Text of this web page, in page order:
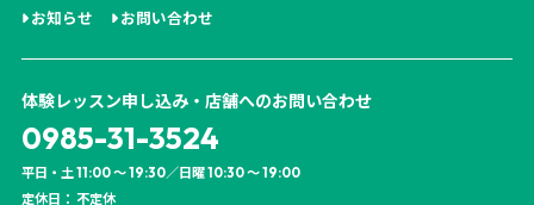
お知らせ
お問い合わせ
体験レッスン申し込み・店舗へのお問い合わせ
0985-31-3524
平日・土 11:00 ～ 19:30／日曜 10:30 ～ 19:00
定休日： 不定休